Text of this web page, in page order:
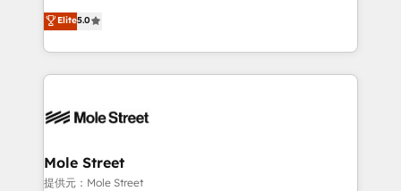
HubSpot Experts: Onboarding, migrations,
automation, and training built for adoption. ⚡ Highly
Technical Execution: ERP, EMR and Custom
Integrations; complex builds delivered in weeks, not
workflows; automation agents; process optimization
Healthcare: HIPAA implementations; secure data
workflows 💼 Financial Services: compliant
Elite5.0
Mole Street
提供元：Mole Street